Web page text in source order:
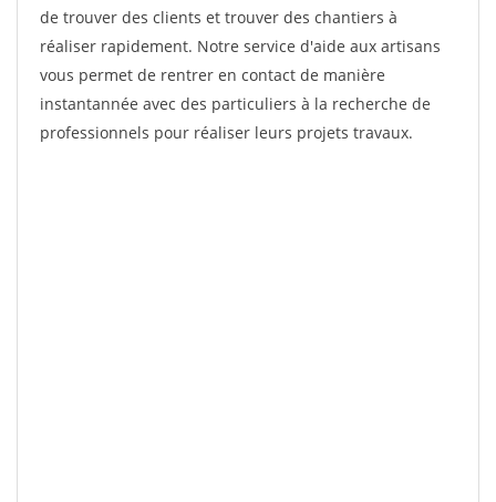
de trouver des clients et trouver des chantiers à
réaliser rapidement. Notre service d'aide aux artisans
vous permet de rentrer en contact de manière
instantannée avec des particuliers à la recherche de
professionnels pour réaliser leurs projets travaux.